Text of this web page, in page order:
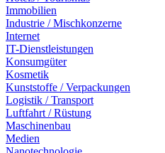
Immobilien
Industrie / Mischkonzerne
Internet
IT-Dienstleistungen
Konsumgüter
Kosmetik
Kunststoffe / Verpackungen
Logistik / Transport
Luftfahrt / Rüstung
Maschinenbau
Medien